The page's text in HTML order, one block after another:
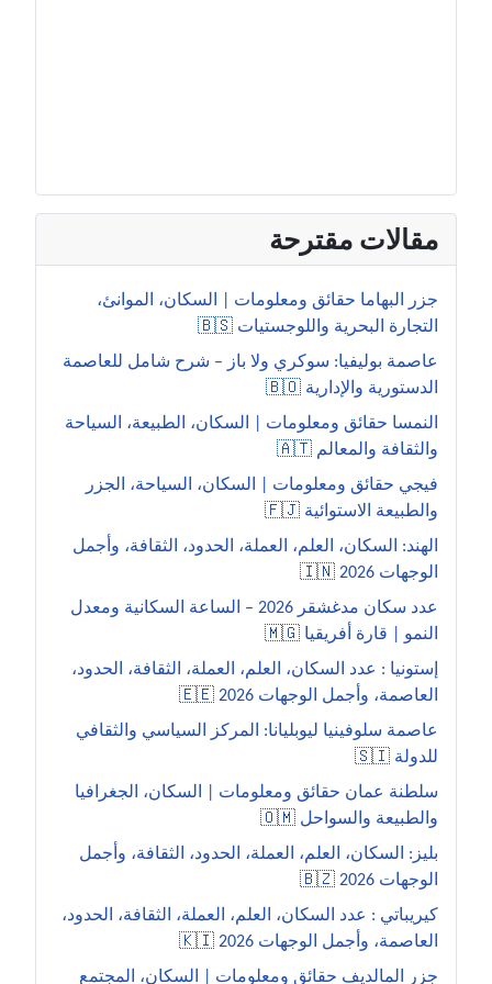
مقالات مقترحة
جزر البهاما حقائق ومعلومات | السكان، الموانئ،
التجارة البحرية واللوجستيات 🇧🇸
عاصمة بوليفيا: سوكري ولا باز – شرح شامل للعاصمة
الدستورية والإدارية 🇧🇴
النمسا حقائق ومعلومات | السكان، الطبيعة، السياحة
والثقافة والمعالم 🇦🇹
فيجي حقائق ومعلومات | السكان، السياحة، الجزر
والطبيعة الاستوائية 🇫🇯
الهند: السكان، العلم، العملة، الحدود، الثقافة، وأجمل
الوجهات 2026 🇮🇳
عدد سكان مدغشقر 2026 – الساعة السكانية ومعدل
النمو | قارة أفريقيا 🇲🇬
إستونيا : عدد السكان، العلم، العملة، الثقافة، الحدود،
العاصمة، وأجمل الوجهات 2026 🇪🇪
عاصمة سلوفينيا ليوبليانا: المركز السياسي والثقافي
للدولة 🇸🇮
سلطنة عمان حقائق ومعلومات | السكان، الجغرافيا
والطبيعة والسواحل 🇴🇲
بليز: السكان، العلم، العملة، الحدود، الثقافة، وأجمل
الوجهات 2026 🇧🇿
كيريباتي : عدد السكان، العلم، العملة، الثقافة، الحدود،
العاصمة، وأجمل الوجهات 2026 🇰🇮
جزر المالديف حقائق ومعلومات | السكان، المجتمع